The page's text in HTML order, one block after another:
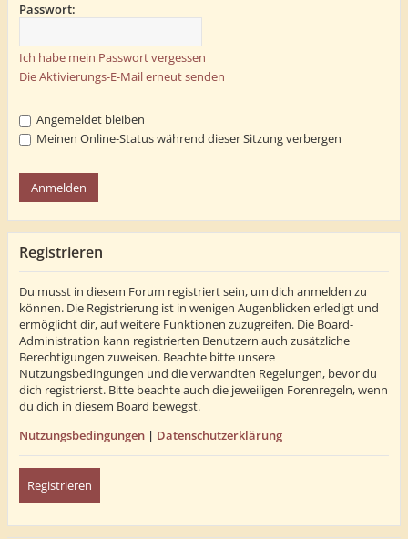
Passwort:
Ich habe mein Passwort vergessen
Die Aktivierungs-E-Mail erneut senden
Angemeldet bleiben
Meinen Online-Status während dieser Sitzung verbergen
Registrieren
Du musst in diesem Forum registriert sein, um dich anmelden zu
können. Die Registrierung ist in wenigen Augenblicken erledigt und
ermöglicht dir, auf weitere Funktionen zuzugreifen. Die Board-
Administration kann registrierten Benutzern auch zusätzliche
Berechtigungen zuweisen. Beachte bitte unsere
Nutzungsbedingungen und die verwandten Regelungen, bevor du
dich registrierst. Bitte beachte auch die jeweiligen Forenregeln, wenn
du dich in diesem Board bewegst.
Nutzungsbedingungen | Datenschutzerklärung
Registrieren